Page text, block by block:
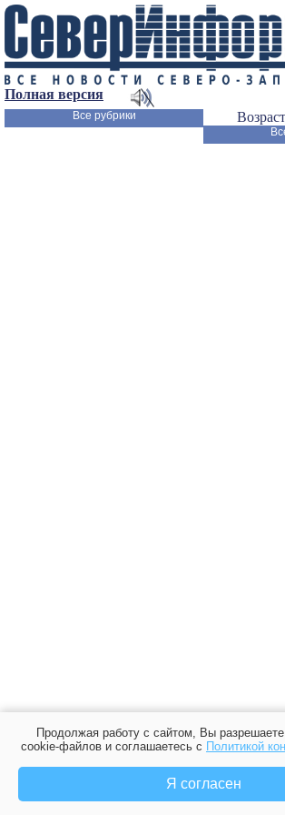
Полная версия
Все рубрики
Продолжая работу с сайтом, Вы
cookie-файлов и соглашаетесь с Политикой
Я согласен